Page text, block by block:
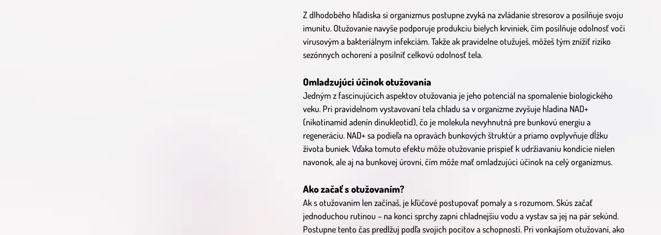
Z dlhodobého hľadiska si organizmus postupne zvyká na zvládanie stresorov a posilňuje svoju
imunitu. Otužovanie navyše podporuje produkciu bielych krviniek, čím posilňuje odolnosť voči
vírusovým a bakteriálnym infekciám. Takže ak pravidelne otužuješ, môžeš tým znížiť riziko
sezónnych ochorení a posilniť celkovú odolnosť tela.
Omladzujúci účinok otužovania
Jedným z fascinujúcich aspektov otužovania je jeho potenciál na spomalenie biologického
veku. Pri pravidelnom vystavovaní tela chladu sa v organizme zvyšuje hladina NAD+
(nikotínamid adenín dinukleotid), čo je molekula nevyhnutná pre bunkovú energiu a
regeneráciu. NAD+ sa podieľa na opravách bunkových štruktúr a priamo ovplyvňuje dĺžku
života buniek. Vďaka tomuto efektu môže otužovanie prispieť k udržiavaniu kondície nielen
navonok, ale aj na bunkovej úrovni, čím môže mať omladzujúci účinok na celý organizmus.
Ako začať s otužovaním?
Ak s otužovaním len začínaš, je kľúčové postupovať pomaly a s rozumom. Skús začať
jednoduchou rutinou – na konci sprchy zapni chladnejšiu vodu a vystav sa jej na pár sekúnd.
Postupne tento čas predlžuj podľa svojich pocitov a schopností. Pri vonkajšom otužovaní, ako